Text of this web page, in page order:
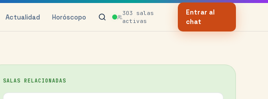
Actualidad Horóscopo 303 salas
activas
Entrar al
chat
SALAS RELACIONADAS